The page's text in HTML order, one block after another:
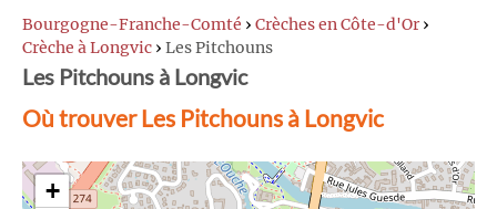
Bourgogne-Franche-Comté › Crèches en Côte-d'Or ›
Crèche à Longvic › Les Pitchouns
Les Pitchouns à Longvic
Où trouver Les Pitchouns à Longvic
+